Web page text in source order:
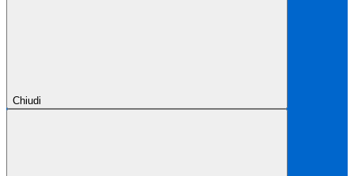
Chiudi